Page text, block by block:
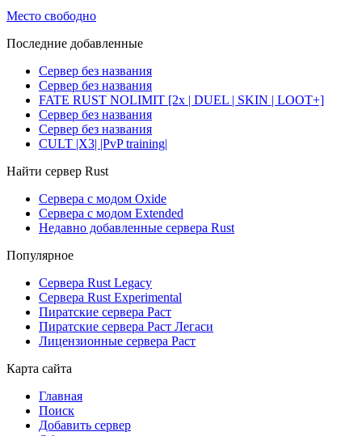
Место свободно
Последние добавленные
Сервер без названия
Сервер без названия
FATE RUST NOLIMIT [2x | DUEL | SKIN | LOOT+]
Сервер без названия
Сервер без названия
CULT |X3| |PvP training|
Найти сервер Rust
Сервера с модом Oxide
Сервера с модом Extended
Недавно добавленные сервера Rust
Популярное
Сервера Rust Legacy
Сервера Rust Experimental
Пиратские сервера Раст
Пиратские сервера Раст Легаси
Лицензионные сервера Раст
Карта сайта
Главная
Поиск
Добавить сервер